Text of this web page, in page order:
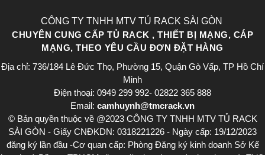
CÔNG TY TNHH MTV TỦ RACK SÀI GÒN
CHUYÊN CUNG CẤP TỦ RACK , THIẾT BỊ MẠNG, CÁP
MẠNG, THEO YÊU CẦU ĐƠN ĐẶT HÀNG
Địa chỉ: 736/184 Lê Đức Thọ, Phường 15, Quận Gò Vấp, TP Hồ Chí
Minh
Điện thoại: 0949 299 992- 02822 365 888​
Email: camhuynh@tmcrack.vn
© Bản quyền thuộc về @2023 CÔNG TY TNHH MTV TỦ RACK
SÀI GÒN - Giấy CNĐKDN: 0318221226 - Ngày cấp: 19/12/2023
đăng ký lần đầu -Cơ quan cấp: Phòng Đăng ký kinh doanh Sở Kế